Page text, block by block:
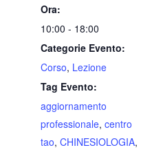
Ora:
10:00 - 18:00
Categorie Evento:
Corso, Lezione
Tag Evento:
aggiornamento
professionale, centro
tao, CHINESIOLOGIA,